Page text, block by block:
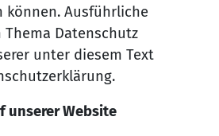
Ausführliche
Datenschutz
unter diesem Text
unserer Website